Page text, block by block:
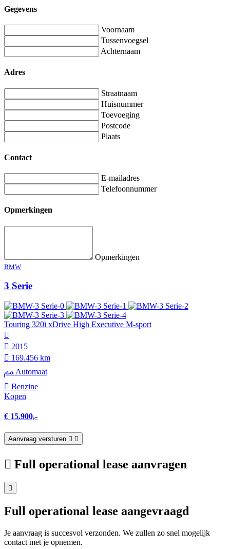
Gegevens
Voornaam
Tussenvoegsel
Achternaam
Adres
Straatnaam
Huisnummer
Toevoeging
Postcode
Plaats
Contact
E-mailadres
Telefoonnummer
Opmerkingen
Opmerkingen
BMW
3 Serie
Touring 320i xDrive High Executive M-sport
2015
169.456 km
Automaat
Benzine
Kopen
€ 15.900,-
Aanvraag versturen
Full operational lease aanvragen
Full operational lease aangevraagd
Je aanvraag is succesvol verzonden. We zullen zo snel mogelijk
contact met je opnemen.